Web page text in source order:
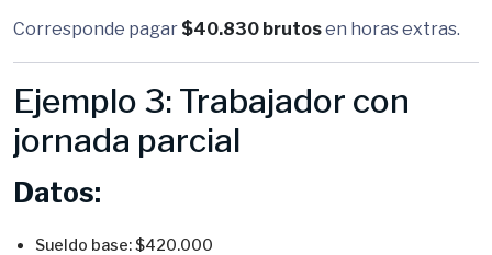
Corresponde pagar $40.830 brutosen horas extras.
Ejemplo 3: Trabajador con
jornada parcial
Datos:
Sueldo base: $420.000